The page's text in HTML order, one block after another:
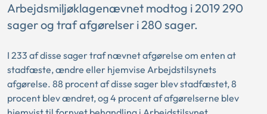
Arbejdsmiljøklagenævnet modtog i 2019 290
sager og traf afgørelser i 280 sager.
I 233 af disse sager traf nævnet afgørelse om enten at
stadfæste, ændre eller hjemvise Arbejdstilsynets
afgørelse. 88 procent af disse sager blev stadfæstet, 8
procent blev ændret, og 4 procent af afgørelserne blev